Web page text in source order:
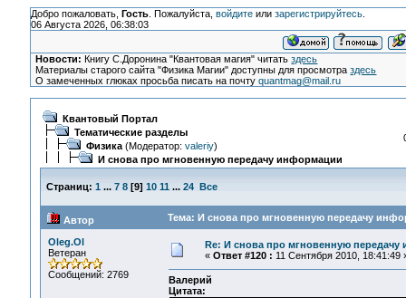
Добро пожаловать, Гость. Пожалуйста, войдитеили зарегистрируйтесь.
06 Августа 2026, 06:38:03
Новости: Книгу С.Доронина "Квантовая магия" читатьздесь
Материалы старого сайта "Физика Магии" доступны для просмотраздесь
О замеченных глюках просьба писать на почтуquantmag@mail.ru
Квантовый Портал
Тематические разделы
Физика(Модератор: valeriy)
И снова про мгновенную передачу информации
Страниц: 1 ... 7 8[9] 10 11 ... 24 Все
Автор Тема: И снова про мгновенную передачу
Oleg.Ol
Ветеран
Сообщений: 2769
Re: И снова про мгновенную
« Ответ #120 : 11 Сентября 2010, 18:41:49
Валерий
Цитата: